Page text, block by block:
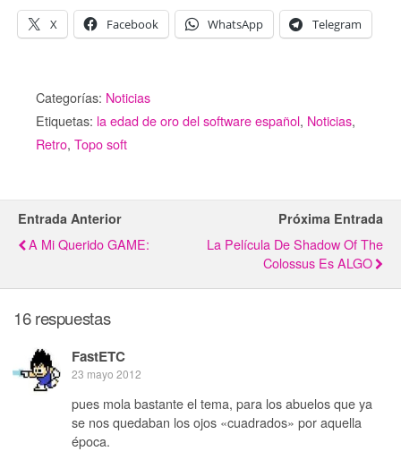
X Facebook WhatsApp Telegram
Categorías: Noticias
Etiquetas: la edad de oro del software español, Noticias,
Retro, Topo soft
Entrada Anterior
A Mi Querido GAME:
Próxima Entrada
La Película De Shadow Of The
Colossus Es ALGO
16 respuestas
FastETC
23 mayo 2012
pues mola bastante el tema, para los abuelos que ya
se nos quedaban los ojos «cuadrados» por aquella
época.